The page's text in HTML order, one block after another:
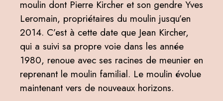
moulin dont Pierre Kircher et son gendre Yves
Leromain, propriétaires du moulin jusqu’en
2014. C’est à cette date que Jean Kircher,
qui a suivi sa propre voie dans les année
1980, renoue avec ses racines de meunier en
reprenant le moulin familial. Le moulin évolue
maintenant vers de nouveaux horizons.